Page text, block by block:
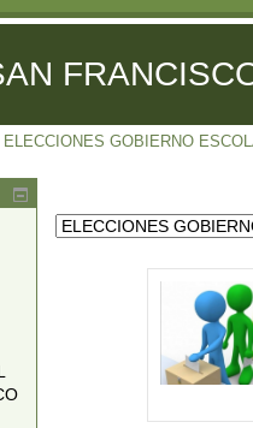
ELECCIONES GOBIERNO